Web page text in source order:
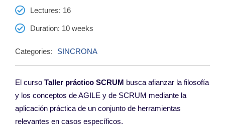
Lectures: 16
Duration: 10 weeks
Categories: SINCRONA
El curso Taller práctico SCRUM busca afianzar la filosofía
y los conceptos de AGILE y de SCRUM mediante la
aplicación práctica de un conjunto de herramientas
relevantes en casos específicos.